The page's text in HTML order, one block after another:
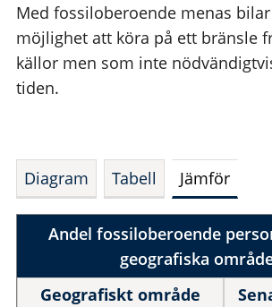
Med fossiloberoende menas
möjlighet att köra på ett bränsle
källor men som inte
tiden.
Diagram Tabell Jämför
Andel fossiloberoende
geografiska
Geografiskt område